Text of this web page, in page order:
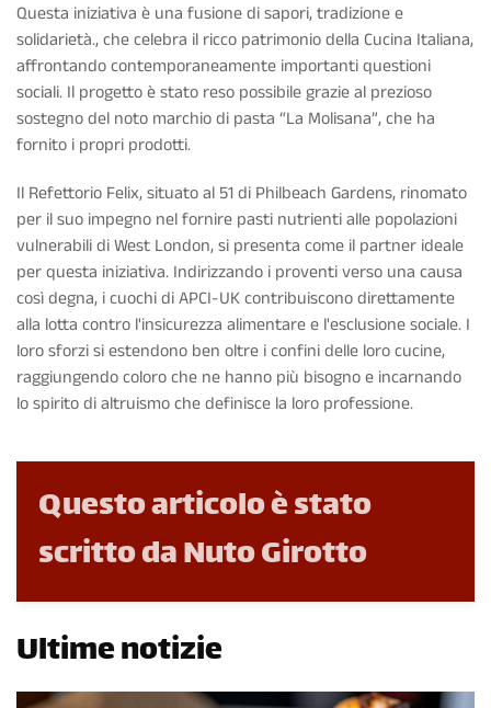
Questa iniziativa è una fusione di sapori, tradizione e
solidarietà., che celebra il ricco patrimonio della Cucina Italiana,
affrontando contemporaneamente importanti questioni
sociali. Il progetto è stato reso possibile grazie al prezioso
sostegno del noto marchio di pasta “La Molisana”, che ha
fornito i propri prodotti.
Il Refettorio Felix, situato al 51 di Philbeach Gardens, rinomato
per il suo impegno nel fornire pasti nutrienti alle popolazioni
vulnerabili di West London, si presenta come il partner ideale
per questa iniziativa. Indirizzando i proventi verso una causa
così degna, i cuochi di APCI-UK contribuiscono direttamente
alla lotta contro l'insicurezza alimentare e l'esclusione sociale. I
loro sforzi si estendono ben oltre i confini delle loro cucine,
raggiungendo coloro che ne hanno più bisogno e incarnando
lo spirito di altruismo che definisce la loro professione.
Questo articolo è stato
scritto da Nuto Girotto
Ultime notizie